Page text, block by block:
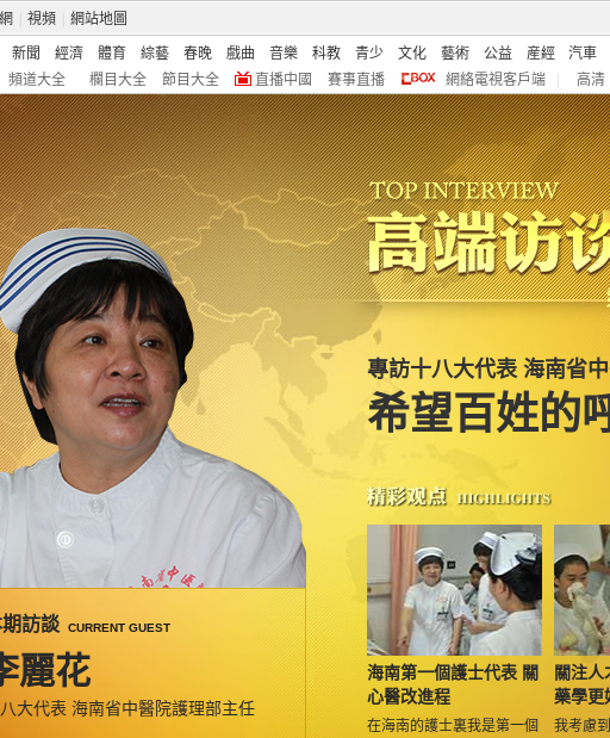
視頻 網站地圖
新聞 經濟 體育 綜藝 春晚 戲曲 音樂 科教 青少 文化 藝術 公益 産經 汽車
頻道大全 欄目大全 節目大全 直播中國 賽事直播 網絡電視客戶端 高清
訪談 CURRENT GUEST
麗花
大代表 海南省中醫院護理部主任
專訪十八大代表 海南省
希望百姓的
海南第一個護士代表 關
心醫改進程
在海南的護士裏我是第一個
關注人
藥學更
我考慮